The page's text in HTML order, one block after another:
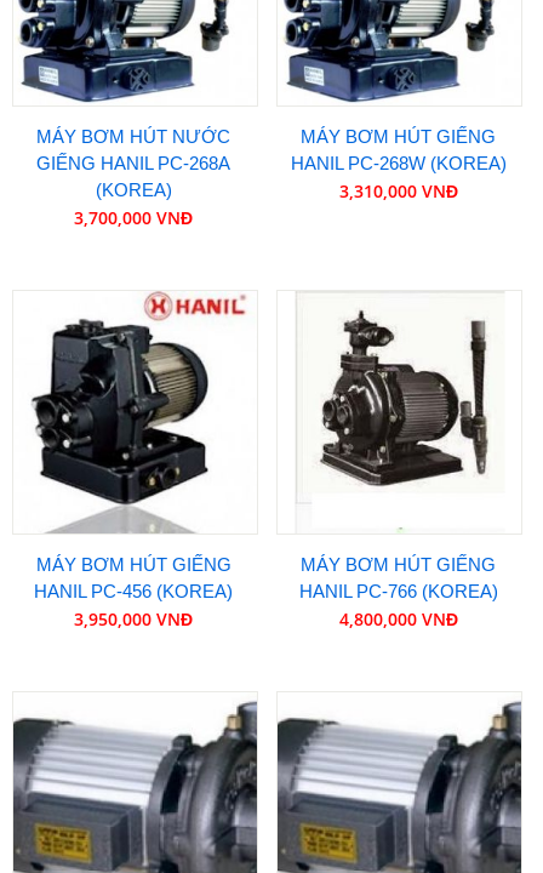
MÁY BƠM HÚT NƯỚC
GIẾNG HANIL PC-268A
(KOREA)
3,700,000 VNĐ
MÁY BƠM HÚT GIẾNG
HANIL PC-268W (KOREA)
3,310,000 VNĐ
MÁY BƠM HÚT GIẾNG
HANIL PC-456 (KOREA)
3,950,000 VNĐ
MÁY BƠM HÚT GIẾNG
HANIL PC-766 (KOREA)
4,800,000 VNĐ